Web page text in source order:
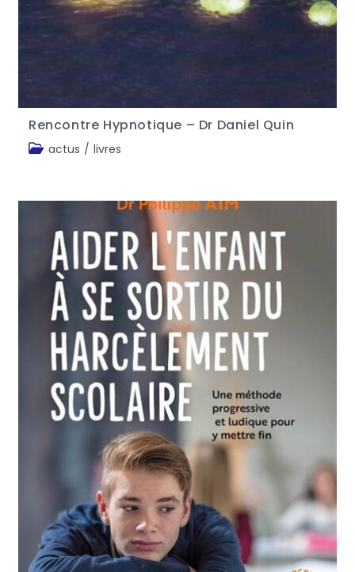
Rencontre Hypnotique – Dr Daniel Quin
actus / livres